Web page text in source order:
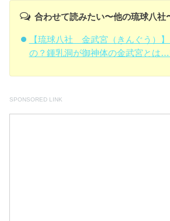
合わせて読みたい〜他の琉球八社
【琉球八社 金武宮（きんぐう）
の？鍾乳洞が御神体の金武宮とは
SPONSORED LINK